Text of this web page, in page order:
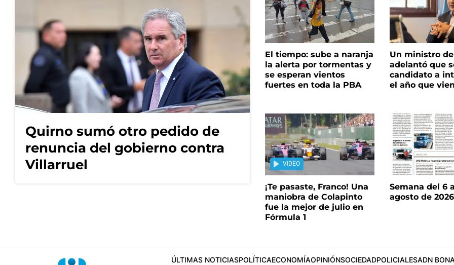
Quirno sumó otro pedido de
renuncia del gobierno contra
Villarruel
El tiempo: sube a naranja
la alerta por tormentas y
se esperan vientos
fuertes en toda la PBA
Un ministro
adelantó que
candidato a
el año que
VIDEO
¡Te pasaste, Franco! Una
maniobra de Colapinto
fue la mejor de julio en
Fórmula 1
Semana del 6
agosto de 2026
ÚLTIMAS NOTICIASPOLÍTICAECONOMÍAOPINIÓNSOCIEDADPOLICIALESADN